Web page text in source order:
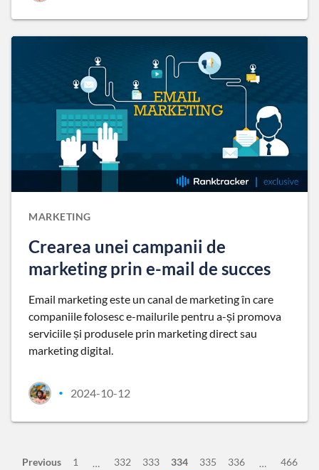
MARKETING
Crearea unei campanii de
marketing prin e-mail de succes
Email marketing este un canal de marketing în care
companiile folosesc e-mailurile pentru a-și promova
serviciile și produsele prin marketing direct sau
marketing digital.
• 2024-10-12
Previous 1 … 332 333 334 335 336 … 466